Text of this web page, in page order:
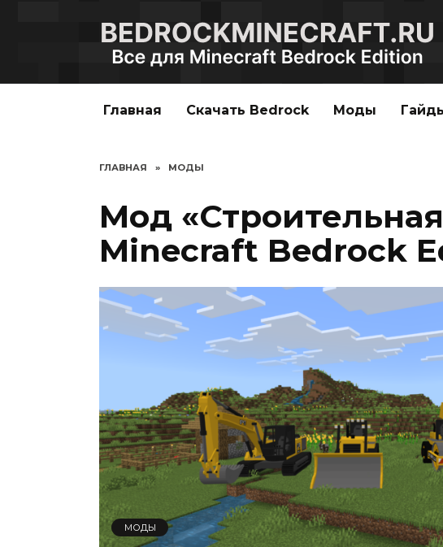
Главная Скачать Bedrock Моды
ГЛАВНАЯ » МОДЫ
Мод
Minecraft Bedrock
МОДЫ